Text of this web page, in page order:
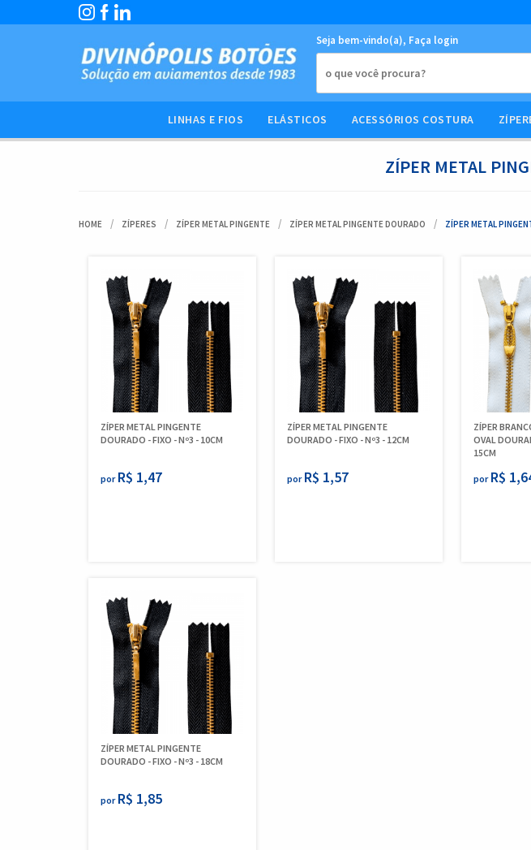
Seja bem-vindo(a), Faça login
LINHAS E FIOS ELÁSTICOS ACESSÓRIOS COSTURA
ZÍPER METAL
HOME ZÍPERES ZÍPER METAL PINGENTE ZÍPER METAL PINGENTE DOURADO ZÍPER METAL
ZÍPER METAL PINGENTE
DOURADO - FIXO - Nº3 - 10CM
por R$ 1,47
ZÍPER METAL PINGENTE
DOURADO - FIXO - Nº3 - 12CM
por R$ 1,57
ZÍPER
OVAL
15CM
por R$
ZÍPER METAL PINGENTE
DOURADO - FIXO - Nº3 - 18CM
por R$ 1,85